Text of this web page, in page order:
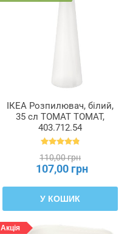
ІКЕА Розпилювач, білий,
35 сл TOMAT ТОМАТ,
403.712.54
110,00 грн
107,00 грн
У КОШИК
Акція